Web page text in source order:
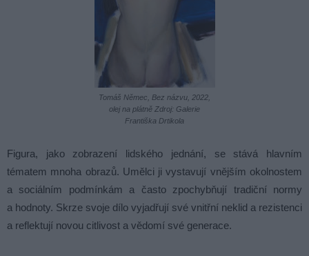
Tomáš Němec, Bez názvu, 2022,
olej na plátně Zdroj: Galerie
Františka Drtikola
Figura, jako zobrazení lidského jednání, se stává hlavním
tématem mnoha obrazů. Umělci ji vystavují vnějším okolnostem
a sociálním podmínkám a často zpochybňují tradiční normy
a hodnoty. Skrze svoje dílo vyjadřují své vnitřní neklid a rezistenci
a reflektují novou citlivost a vědomí své generace.